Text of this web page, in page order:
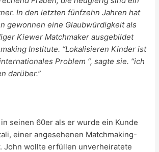
In den letzten fünfzehn Jahren hat
gewonnen eine Glaubwürdigkeit als
Kiewer Matchmaker ausgebildet
Institute. “Lokalisieren Kinder ist
Problem “, sagte sie. “ich
darüber.”
seinen 60er als er wurde ein Kunde
einer angesehenen Matchmaking-
John wollte erfüllen unverheiratete